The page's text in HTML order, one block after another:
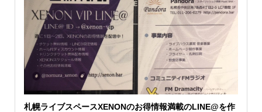
札幌ライブスペースXENONのお得情報満載のLINE@を作